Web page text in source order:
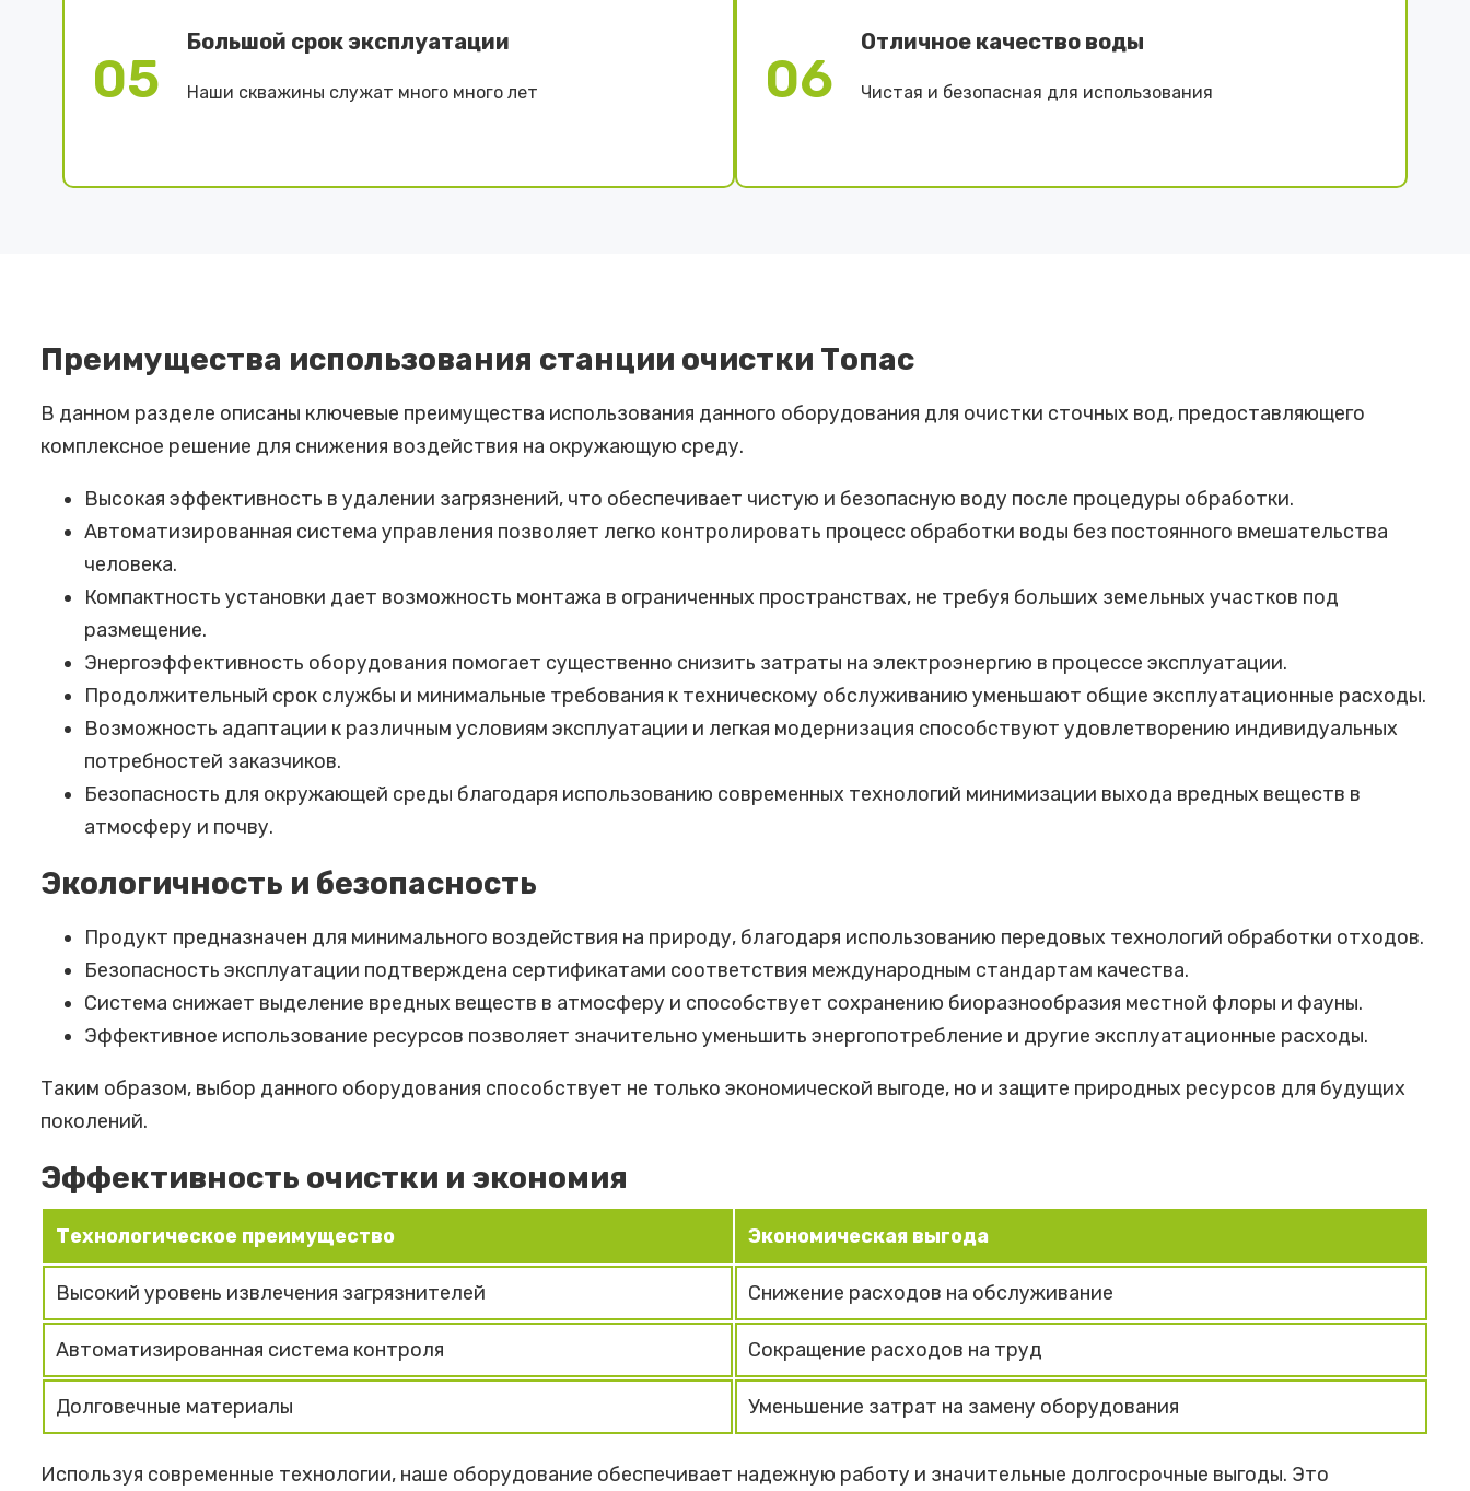
05
Большой срок эксплуатации
Наши скважины служат много много лет 06
Отличное качество воды
Чистая и безопасная для использования
Преимущества использования станции очистки Топас
В данном разделе описаны ключевые преимущества использования данного оборудования для очистки сточных вод, предоставляющего
комплексное решение для снижения воздействия на окружающую среду.
Высокая эффективность в удалении загрязнений, что обеспечивает чистую и безопасную воду после процедуры обработки.
Автоматизированная система управления позволяет легко контролировать процесс обработки воды без постоянного вмешательства
человека.
Компактность установки дает возможность монтажа в ограниченных пространствах, не требуя больших земельных участков под
размещение.
Энергоэффективность оборудования помогает существенно снизить затраты на электроэнергию в процессе эксплуатации.
Продолжительный срок службы и минимальные требования к техническому обслуживанию уменьшают общие эксплуатационные расходы.
Возможность адаптации к различным условиям эксплуатации и легкая модернизация способствуют удовлетворению индивидуальных
потребностей заказчиков.
Безопасность для окружающей среды благодаря использованию современных технологий минимизации выхода вредных веществ в
атмосферу и почву.
Экологичность и безопасность
Продукт предназначен для минимального воздействия на природу, благодаря использованию передовых технологий обработки отходов.
Безопасность эксплуатации подтверждена сертификатами соответствия международным стандартам качества.
Система снижает выделение вредных веществ в атмосферу и способствует сохранению биоразнообразия местной флоры и фауны.
Эффективное использование ресурсов позволяет значительно уменьшить энергопотребление и другие эксплуатационные расходы.
Таким образом, выбор данного оборудования способствует не только экономической выгоде, но и защите природных ресурсов для будущих
поколений.
Эффективность очистки и экономия
Технологическое преимущество Экономическая выгода
Высокий уровень извлечения загрязнителей Снижение расходов на обслуживание
Автоматизированная система контроля Сокращение расходов на труд
Долговечные материалы Уменьшение затрат на замену оборудования
Используя современные технологии, наше оборудование обеспечивает надежную работу и значительные долгосрочные выгоды. Это